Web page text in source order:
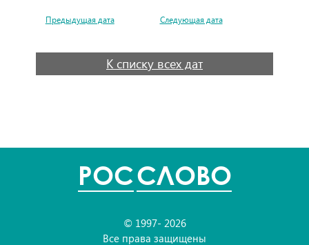
Предыдущая дата Следующая дата
К списку всех дат
POCСЛОВО
© 1997- 2026
Все права защищены